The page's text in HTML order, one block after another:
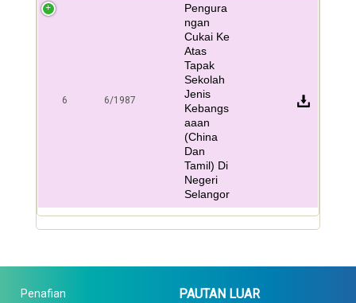
6 6/1987
Pengura
ngan
Cukai Ke
Atas
Tapak
Sekolah
Jenis
Kebangs
aaan
(China
Dan
Tamil) Di
Negeri
Selangor
Penafian PAUTAN LUAR